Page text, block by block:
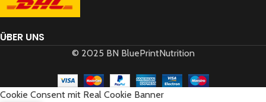
ÜBER UNS
© 2025 BN BluePrintNutrition
Cookie Consent mit Real Cookie Banner